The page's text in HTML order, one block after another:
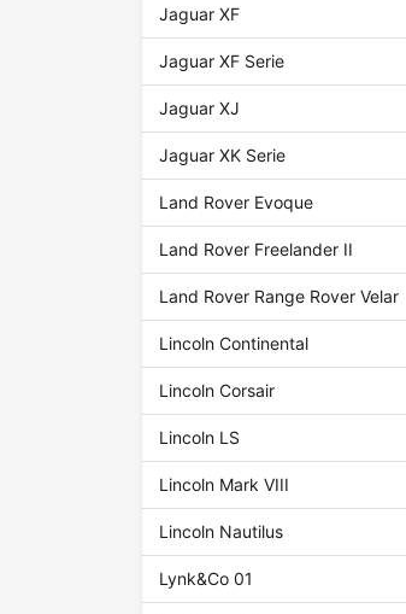
Jaguar XF
Jaguar XF Serie
Jaguar XJ
Jaguar XK Serie
Land Rover Evoque
Land Rover Freelander II
Land Rover Range Rover Velar
Lincoln Continental
Lincoln Corsair
Lincoln LS
Lincoln Mark VIII
Lincoln Nautilus
Lynk&Co 01